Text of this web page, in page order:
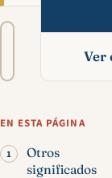
Tamaño
A−
Ver
EN ESTA PÁGINA
Otros
significados